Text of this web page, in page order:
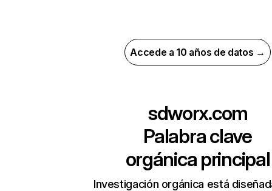
Accede a 10 años de datos →
sdworx.com
Palabra clave
orgánica principal
Investigación orgánica está